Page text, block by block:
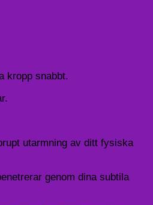
kropp snabbt.
utarmning av ditt fysiska
genom dina subtila